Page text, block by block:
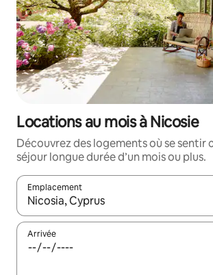
Locations au mois à Nicosie
Découvrez des logements où se sentir
séjour longue durée d’un mois ou plus.
Emplacement
Quand les résultats sont affichés,
Arrivée